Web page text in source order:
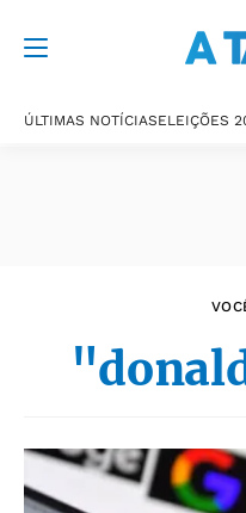
ÚLTIMAS NOTÍCIASELEIÇÕES